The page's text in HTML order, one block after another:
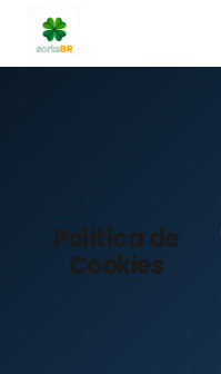
Política de
Cookies